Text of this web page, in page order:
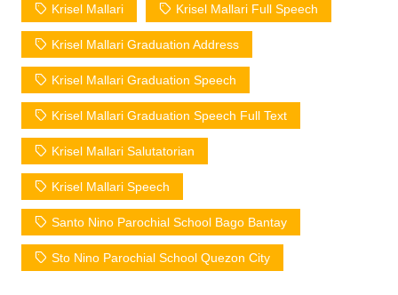
Krisel Mallari Krisel Mallari Full Speech
Krisel Mallari Graduation Address
Krisel Mallari Graduation Speech
Krisel Mallari Graduation Speech Full Text
Krisel Mallari Salutatorian
Krisel Mallari Speech
Santo Nino Parochial School Bago Bantay
Sto Nino Parochial School Quezon City